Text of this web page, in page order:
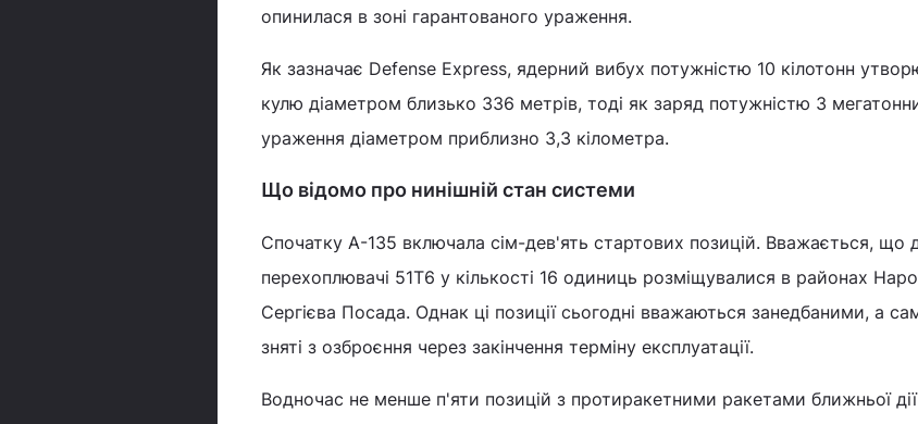
опинилася в зоні гарантованого ураження.
Як зазначає Defense Express, ядерний вибух потужністю 10 кілотонн
кулю діаметром близько 336 метрів, тоді як заряд потужністю 3
ураження діаметром приблизно 3,3 кілометра.
Що відомо про нинішній стан системи
Спочатку А-135 включала сім-дев'ять стартових позицій. Вважається, що
перехоплювачі 51Т6 у кількості 16 одиниць розміщувалися в районах
Сергієва Посада. Однак ці позиції сьогодні вважаються занедбаними, а
зняті з озброєння через закінчення терміну експлуатації.
Водночас не менше п'яти позицій з протиракетними ракетами ближньої